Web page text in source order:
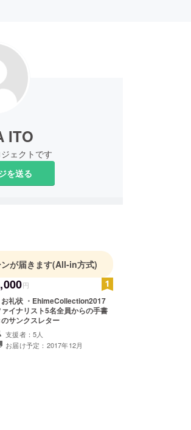
ITO
ェクトです
を送る
が届きます(All-in方式)
円
お礼状 ・EhimeCollection2017
ァイナリスト5名全員からの手書
のサンクスレター
支援者：5人
お届け予定：2017年12月